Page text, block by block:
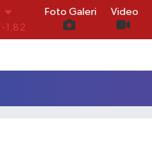
-1.82
Foto Galeri Video